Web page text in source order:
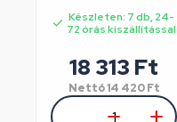
Készleten: 7 db, 24-
72 órás kiszállítással
18 313 Ft
Nettó14 420 Ft